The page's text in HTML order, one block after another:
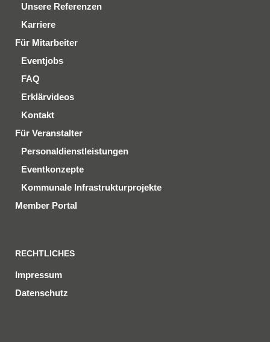
Unsere Referenzen
Karriere
Für Mitarbeiter
Eventjobs
FAQ
Erklärvideos
Kontakt
Für Veranstalter
Personaldienstleistungen
Eventkonzepte
Kommunale Infrastrukturprojekte
Member Portal
RECHTLICHES
Impressum
Datenschutz